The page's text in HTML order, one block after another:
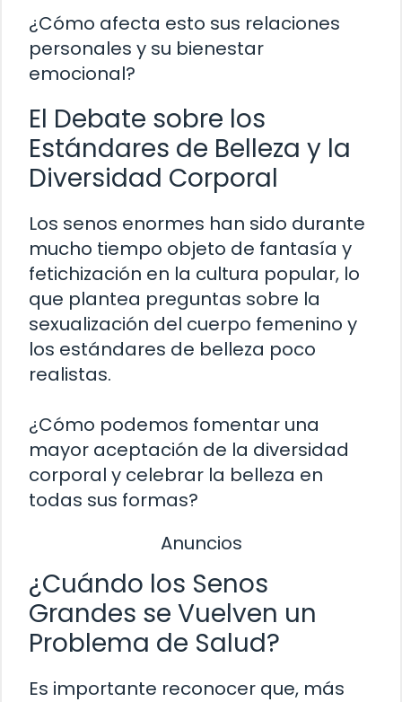
¿Cómo afecta esto sus relaciones
personales y su bienestar
emocional?
El Debate sobre los
Estándares de Belleza y la
Diversidad Corporal
Los senos enormes han sido durante
mucho tiempo objeto de fantasía y
fetichización en la cultura popular, lo
que plantea preguntas sobre la
sexualización del cuerpo femenino y
los estándares de belleza poco
realistas.
¿Cómo podemos fomentar una
mayor aceptación de la diversidad
corporal y celebrar la belleza en
todas sus formas?
Anuncios
¿Cuándo los Senos
Grandes se Vuelven un
Problema de Salud?
Es importante reconocer que, más